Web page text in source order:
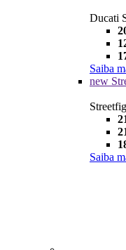
Ducati
Saiba
new
Saiba